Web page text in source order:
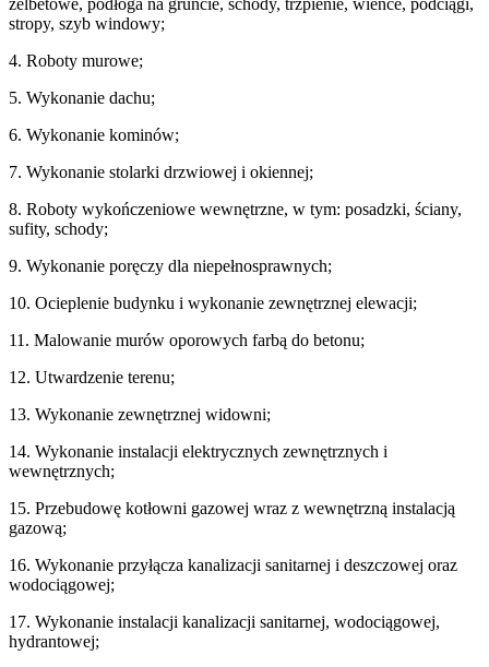
stropy, szyb windowy;
4. Roboty murowe;
5. Wykonanie dachu;
6. Wykonanie kominów;
7. Wykonanie stolarki drzwiowej i okiennej;
8. Roboty wykończeniowe wewnętrzne, w tym: posadzki, ściany,
sufity, schody;
9. Wykonanie poręczy dla niepełnosprawnych;
10. Ocieplenie budynku i wykonanie zewnętrznej elewacji;
11. Malowanie murów oporowych farbą do betonu;
12. Utwardzenie terenu;
13. Wykonanie zewnętrznej widowni;
14. Wykonanie instalacji elektrycznych zewnętrznych i
wewnętrznych;
15. Przebudowę kotłowni gazowej wraz z wewnętrzną instalacją
gazową;
16. Wykonanie przyłącza kanalizacji sanitarnej i deszczowej oraz
wodociągowej;
17. Wykonanie instalacji kanalizacji sanitarnej, wodociągowej,
hydrantowej;